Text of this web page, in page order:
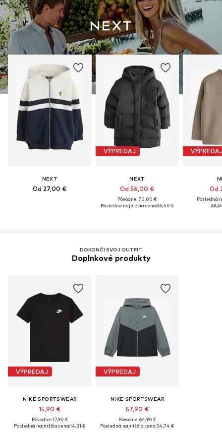
NEXT
Od 27,00 €
VÝPREDAJ
NEXT
Od 56,00 €
Pôvodne: 70,00 €
Posledná najnižšia cena:36,40 €
Od
Posledná
DOKONČI SVOJ OUTFIT
Doplnkové produkty
VÝPREDAJ
NIKE SPORTSWEAR
15,90 €
Pôvodne: 17,90 €
Posledná najnižšia cena:14,31 €
VÝPREDAJ
NIKE SPORTSWEAR
57,90 €
Pôvodne: 64,90 €
Posledná najnižšia cena:34,74 €